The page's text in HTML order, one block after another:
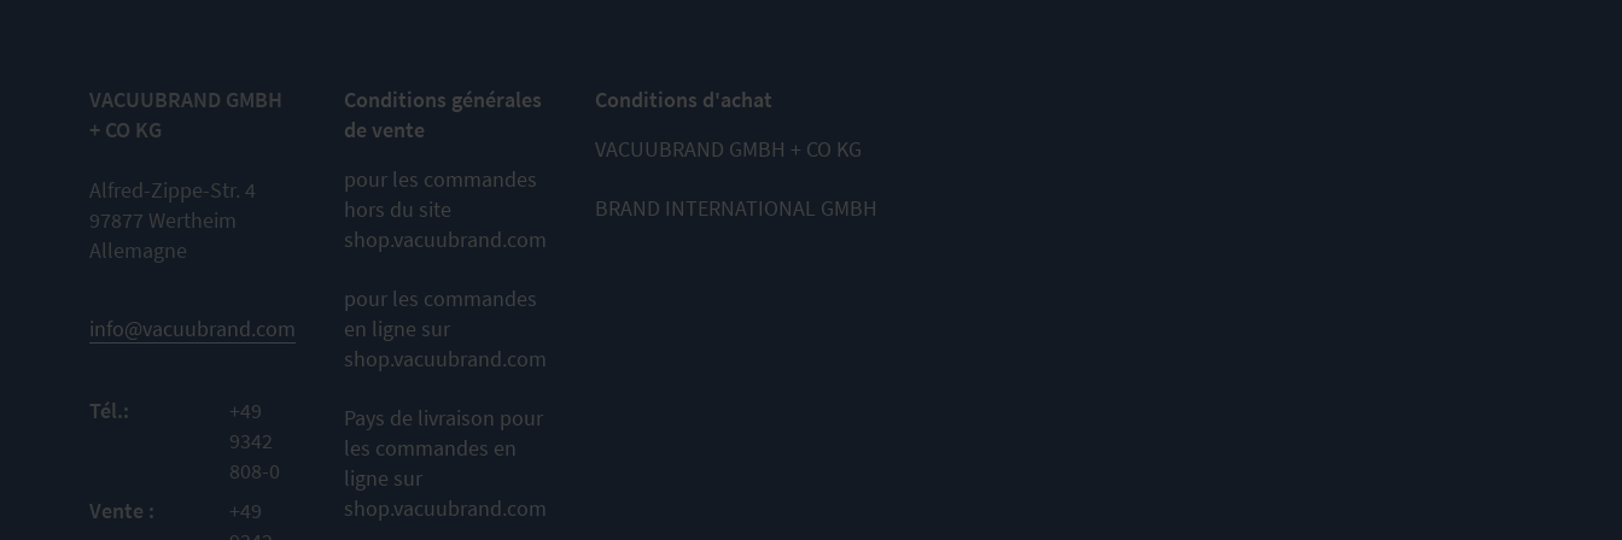
VACUUBRAND GMBH
+ CO KG
Alfred-Zippe-Str. 4
97877 Wertheim
Allemagne
info@vacuubrand.com
Tél.:
+49
9342
808-0
Vente :
+49
Conditions générales
de vente
pour les commandes
hors du site
shop.vacuubrand.com
pour les commandes
en ligne sur
shop.vacuubrand.com
Pays de livraison pour
les commandes en
ligne sur
shop.vacuubrand.com
Conditions d'achat
VACUUBRAND GMBH + CO KG
BRAND INTERNATIONAL GMBH